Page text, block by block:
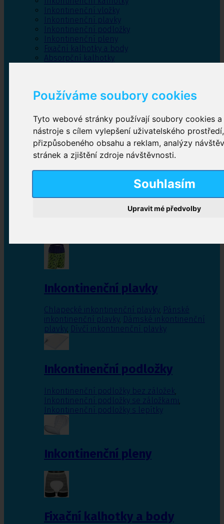
Používáme soubory cookies
Tyto webové stránky používají soubory cookies
nástroje s cílem vylepšení uživatelského
přizpůsobeného obsahu a reklam, analýzy
stránek a zjištění zdroje návštěvnosti.
Souhlasím
Upravit mé předvolby
Inkontinenční vložky
Inkontinenční plavky
Inkontinenční podložky
Inkontinenční pleny
Fixační kalhotky a body
Absorpční kalhotky
Inkontinenční kalhotky
Plenkové kalhotky navlékací,Plenkové kalhotky
zalepovací,Inkontinenční kalhotky dámské
Inkontinenční vložky
Inkontinenční plavky
Chlapecké inkontinenční plavky, Pánské
inkontinenční plavky, Dámské inkontinenční
plavky, Dívčí inkontinenční plavky
Inkontinenční podložky
Inkontinenční podložky bez záložek,
Inkontinenční podložky se záložkami,
Inkontinenční podložky s lepítky
Inkontinenční pleny
Fixační kalhotky a body